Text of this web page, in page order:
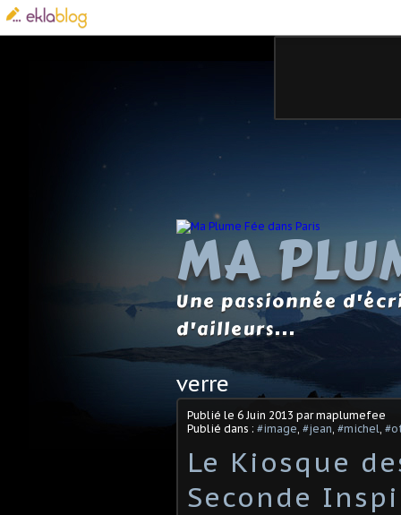
MA
Une passionnée
d'ailleurs...
verre
Publié le 6 Juin 2013 par maplumefee
Publié dans : #image #jean #michel
Le Kiosque
Seconde